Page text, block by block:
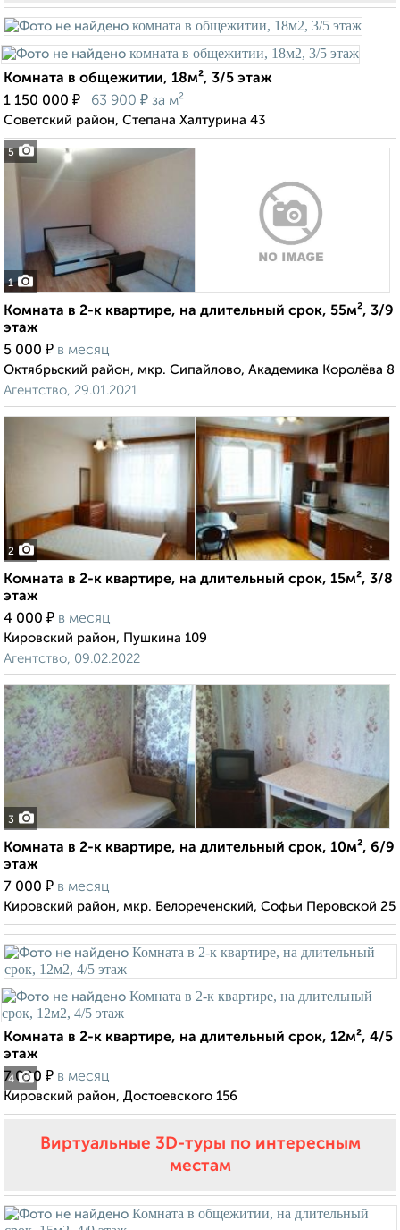
5
Комната в общежитии, 18м², 3/5 этаж
1 150 000 ₽ 63 900 ₽ за м²
Советский район, Степана Халтурина 43
1
Комната в 2-к квартире, на длительный срок, 55м², 3/9
этаж
5 000 ₽ в месяц
Октябрьский район, мкр. Сипайлово, Академика Королёва 8
Агентство, 29.01.2021
2
Комната в 2-к квартире, на длительный срок, 15м², 3/8
этаж
4 000 ₽ в месяц
Кировский район, Пушкина 109
Агентство, 09.02.2022
3
Комната в 2-к квартире, на длительный срок, 10м², 6/9
этаж
7 000 ₽ в месяц
Кировский район, мкр. Белореченский, Софьи Перовской 25
4
Комната в 2-к квартире, на длительный срок, 12м², 4/5
этаж
7 000 ₽ в месяц
Кировский район, Достоевского 156
Виртуальные 3D-туры по интересным
местам